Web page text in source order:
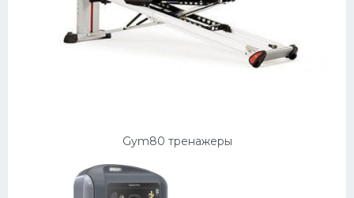
Gym80 тренажеры